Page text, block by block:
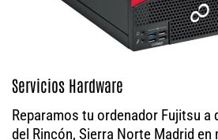
Servicios Hardware
Reparamos tu ordenador Fujitsu a
del Rincón, Sierra Norte Madrid en